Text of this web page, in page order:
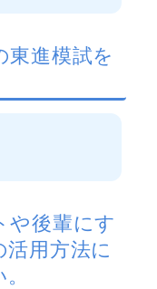
進模試を
や後輩にす
用方法に